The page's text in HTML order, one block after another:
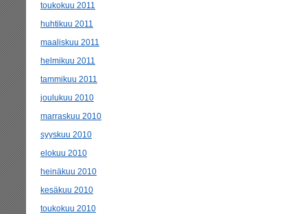
toukokuu 2011
huhtikuu 2011
maaliskuu 2011
helmikuu 2011
tammikuu 2011
joulukuu 2010
marraskuu 2010
syyskuu 2010
elokuu 2010
heinäkuu 2010
kesäkuu 2010
toukokuu 2010